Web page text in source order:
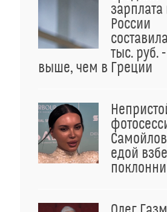
зарплата
России
тыс. руб.
выше, чем в Греции
едой